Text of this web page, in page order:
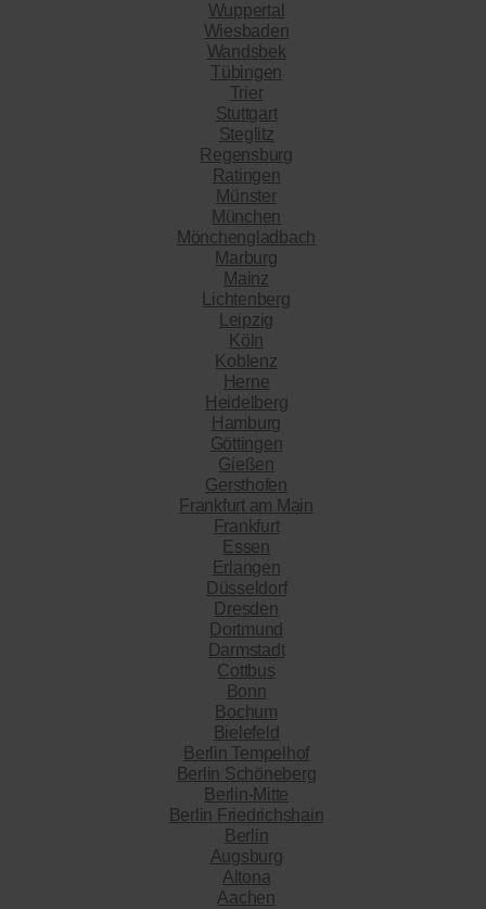
Wuppertal
Wiesbaden
Wandsbek
Tübingen
Trier
Stuttgart
Steglitz
Regensburg
Ratingen
Münster
München
Mönchengladbach
Marburg
Mainz
Lichtenberg
Leipzig
Köln
Koblenz
Herne
Heidelberg
Hamburg
Göttingen
Gießen
Gersthofen
Frankfurt am Main
Frankfurt
Essen
Erlangen
Düsseldorf
Dresden
Dortmund
Darmstadt
Cottbus
Bonn
Bochum
Bielefeld
Berlin Tempelhof
Berlin Schöneberg
Berlin-Mitte
Berlin Friedrichshain
Berlin
Augsburg
Altona
Aachen